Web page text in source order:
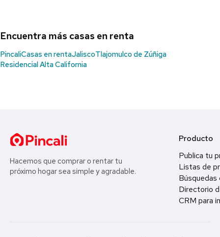
Encuentra más casas en renta
PincaliCasas en rentaJaliscoTlajomulco de Zúñiga
Residencial Alta California
Hacemos que comprar o rentar tu
próximo hogar sea simple y agradable.
Producto
Publica tu
Listas de
Búsquedas
Directorio
CRM para